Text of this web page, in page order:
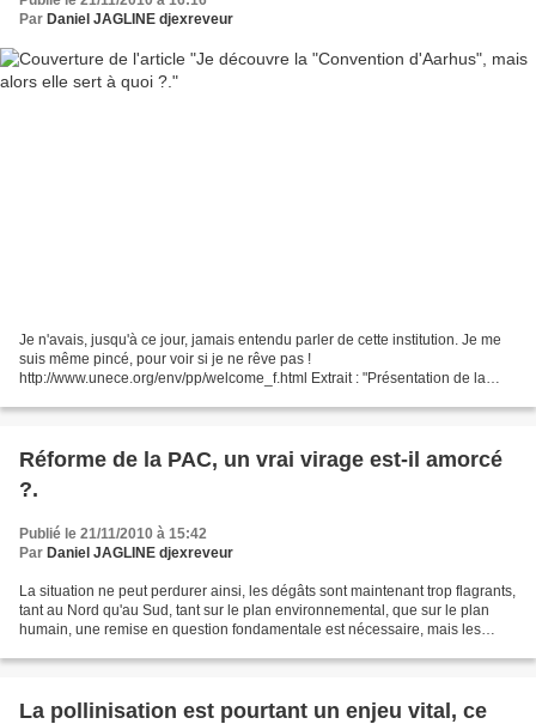
Par Daniel JAGLINE djexreveur
Je n'avais, jusqu'à ce jour, jamais entendu parler de cette institution. Je me
suis même pincé, pour voir si je ne rêve pas !
http://www.unece.org/env/pp/welcome_f.html Extrait : "Présentation de la
Réforme de la PAC, un vrai virage est-il amorcé
?.
Publié le 21/11/2010 à 15:42
Par Daniel JAGLINE djexreveur
La situation ne peut perdurer ainsi, les dégâts sont maintenant trop flagrants,
tant au Nord qu'au Sud, tant sur le plan environnemental, que sur le plan
humain, une remise en question fondamentale est nécessaire, mais les
La pollinisation est pourtant un enjeu vital, ce